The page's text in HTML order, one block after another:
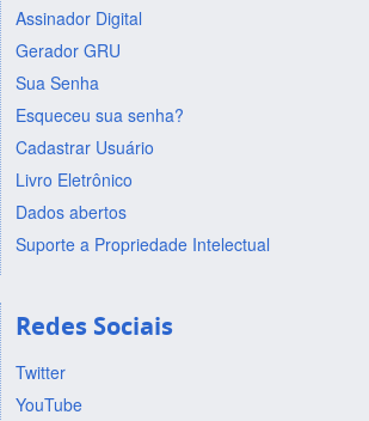
Assinador Digital
Gerador GRU
Sua Senha
Esqueceu sua senha?
Cadastrar Usuário
Livro Eletrônico
Dados abertos
Suporte a Propriedade Intelectual
Redes Sociais
Twitter
YouTube